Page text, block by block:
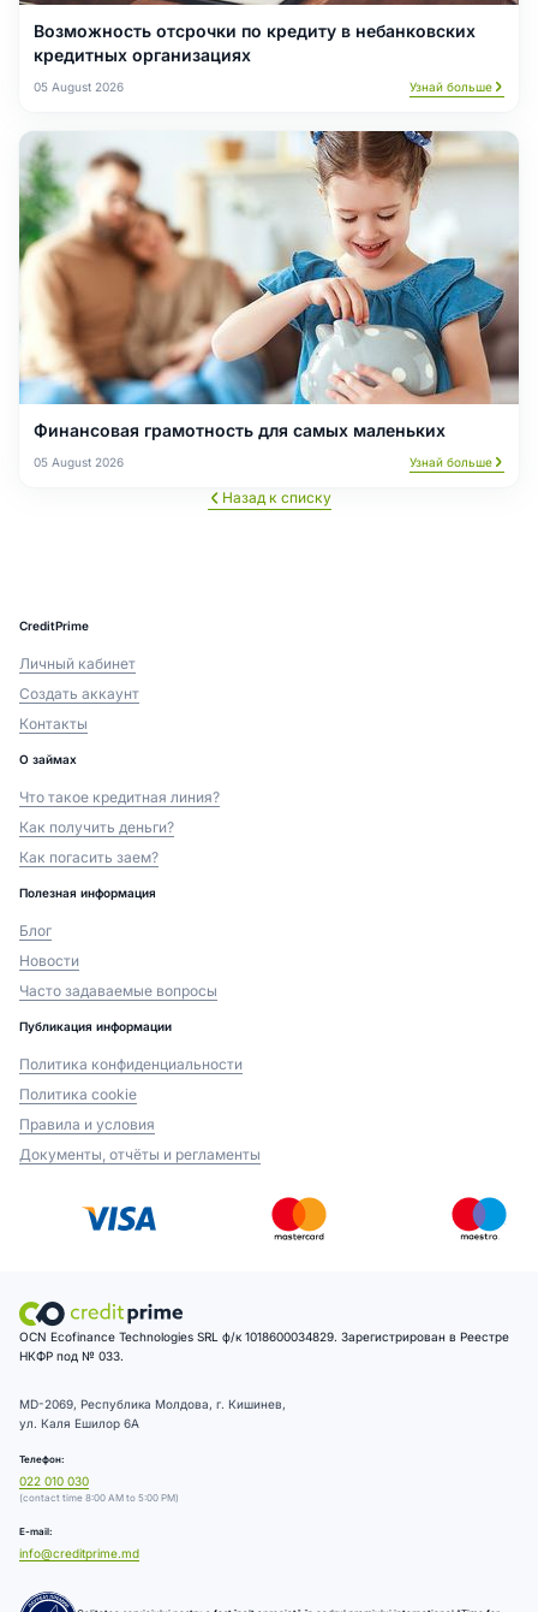
Возможность отсрочки по кредиту в небанковских
кредитных организациях
05 August 2026 Узнай больше
Финансовая грамотность для самых маленьких
05 August 2026 Узнай больше
Назад к списку
CreditPrime
Личный кабинет
Создать аккаунт
Контакты
О займах
Что такое кредитная линия?
Как получить деньги?
Как погасить заем?
Полезная информация
Блог
Новости
Часто задаваемые вопросы
Публикация информации
Политика конфиденциальности
Политика cookie
Правила и условия
Документы, отчёты и регламенты
OCN Ecofinance Technologies SRL ф/к 1018600034829. Зарегистрирован в Реестре
НКФР под № 033.
MD-2069, Республика Молдова, г. Кишинев,
ул. Каля Ешилор 6А
Телефон:
022 010 030
(contact time 8:00 AM to 5:00 PM)
E-mail:
info@creditprime.md